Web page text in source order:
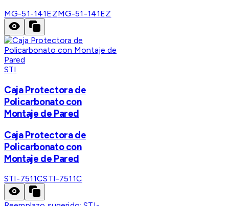
MG-51-141EZMG-51-141EZ
STI
Caja Protectora de
Policarbonato con
Montaje de Pared
Caja Protectora de
Policarbonato con
Montaje de Pared
STI-7511CSTI-7511C